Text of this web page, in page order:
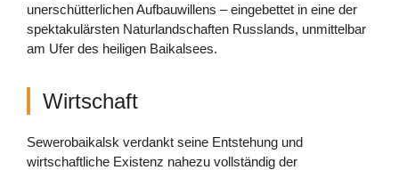
unerschütterlichen Aufbauwillens – eingebettet in eine der
spektakulärsten Naturlandschaften Russlands, unmittelbar
am Ufer des heiligen Baikalsees.
Wirtschaft
Sewerobaikalsk verdankt seine Entstehung und
wirtschaftliche Existenz nahezu vollständig der